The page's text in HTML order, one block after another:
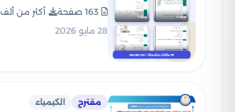
العامة 2026 PDF
163 صفحة
أكثر من ألف
28 مايو 2026
مقترح الكيمياء